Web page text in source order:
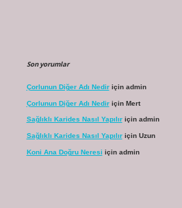
Son yorumlar
Çorlunun Diğer Adı Nediriçin admin
Çorlunun Diğer Adı Nediriçin Mert
Sağlıklı Karides Nasıl Yapılıriçin admin
Sağlıklı Karides Nasıl Yapılıriçin Uzun
Koni Ana Doğru Neresi için admin